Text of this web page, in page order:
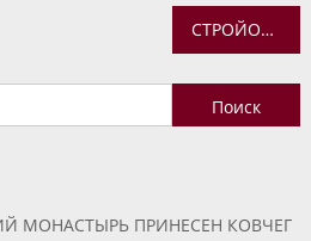
СТРОЙОТРЯДЫ «ЖАР-ПТИЦЫ». 2022
Найти:
МОНАСТЫРЬ ПРИНЕСЕН КОВЧЕГ